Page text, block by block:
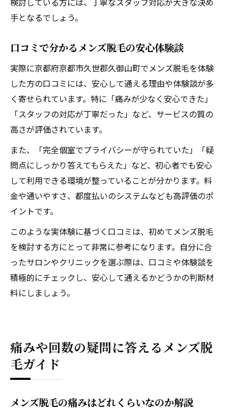
手となるでしょう。
口コミで分かるメンズ脱毛の安心体験談
実際に京都府京都市久世郡久御山町でメンズ脱毛を体験
した方の口コミには、安心して通える理由や体験談が多
く寄せられています。特に「痛みが少なく安心できた」
「スタッフの対応が丁寧だった」など、サービスの質の
高さが評価されています。
また、「完全個室でプライバシーが守られていた」「疑
問点にしっかり答えてもらえた」など、初心者でも安心
して利用できる環境が整っていることが分かります。料
金や通いやすさ、都度払いのシステムなども高評価のポ
イントです。
このような実体験に基づく口コミは、初めてメンズ脱毛
を検討する方にとって非常に参考になります。自分に合
ったサロンやクリニックを選ぶ際は、口コミや体験談を
積極的にチェックし、安心して通えるかどうかの判断材
料にしましょう。
痛みや回数の疑問に答えるメンズ脱
毛ガイド
メンズ脱毛の痛みはどれくらいなのか解説